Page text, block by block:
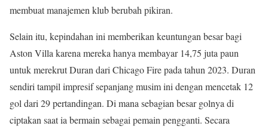
membuat manajemen klub berubah pikiran.
Selain itu, kepindahan ini memberikan keuntungan besar bagi
Aston Villa karena mereka hanya membayar 14,75 juta paun
untuk merekrut Duran dari Chicago Fire pada tahun 2023. Duran
sendiri tampil impresif sepanjang musim ini dengan mencetak 12
gol dari 29 pertandingan. Di mana sebagian besar golnya di
ciptakan saat ia bermain sebagai pemain pengganti. Secara